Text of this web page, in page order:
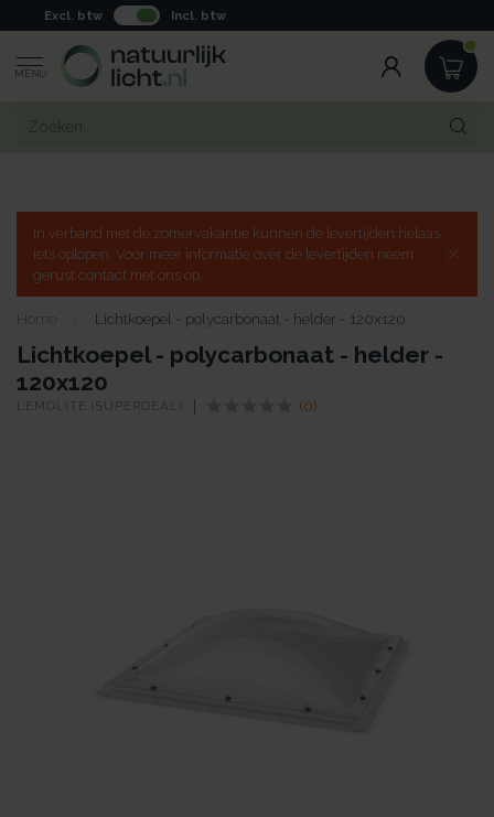
Excl. btw Incl. btw
MENU
In verband met de zomervakantie kunnen de levertijden helaas
iets oplopen. Voor meer informatie over de levertijden neem
gerust contact met ons op.
Home Lichtkoepel - polycarbonaat - helder - 120x120
Lichtkoepel - polycarbonaat - helder -
120x120
LEMOLITE (SUPERDEAL) (0)